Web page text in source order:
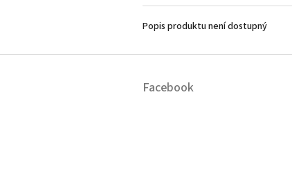
Popis produktu není dostupný
Z
Facebook